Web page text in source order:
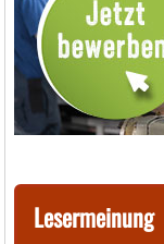
Lesermeinung